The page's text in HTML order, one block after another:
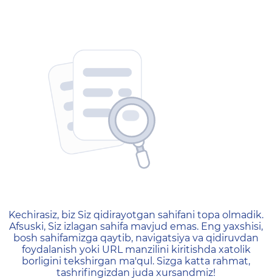
404 — Страница не
Kechirasiz, biz Siz qidirayotgan sahifani topa olmadik.
Afsuski, Siz izlagan sahifa mavjud emas. Eng yaxshisi,
bosh sahifamizga qaytib, navigatsiya va qidiruvdan
foydalanish yoki URL manzilini kiritishda xatolik
borligini tekshirgan ma'qul. Sizga katta rahmat,
tashrifingizdan juda xursandmiz!